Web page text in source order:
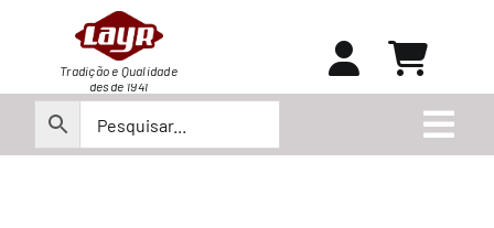
conteúdo
Tradição e Qualidade
desde 1941